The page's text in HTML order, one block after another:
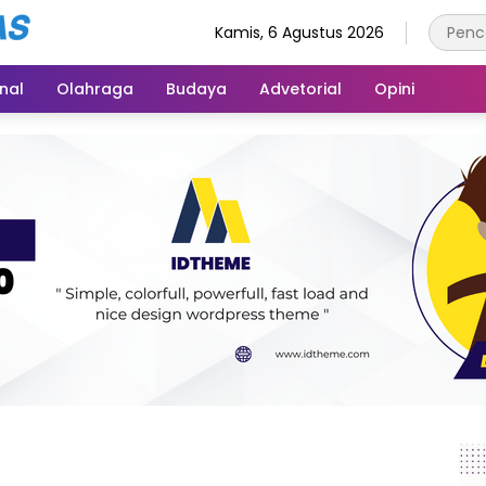
Kamis, 6 Agustus 2026
Olahraga Budaya Advetorial Opini